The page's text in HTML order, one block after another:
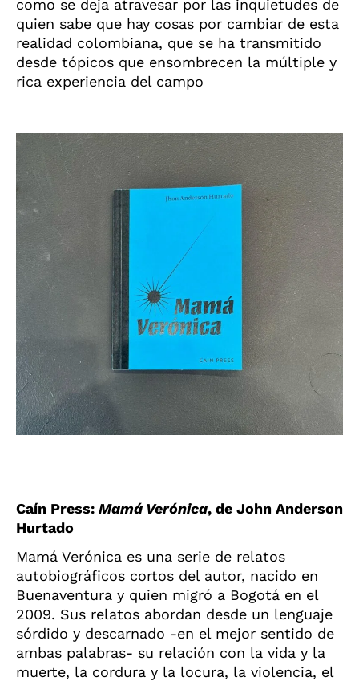
como se deja atravesar por las inquietudes de
quien sabe que hay cosas por cambiar de esta
realidad colombiana, que se ha transmitido
desde tópicos que ensombrecen la múltiple y
rica experiencia del campo
Caín Press: Mamá Verónica, de John Anderson
Hurtado
Mamá Verónica es una serie de relatos
autobiográficos cortos del autor, nacido en
Buenaventura y quien migró a Bogotá en el
2009. Sus relatos abordan desde un lenguaje
sórdido y descarnado -en el mejor sentido de
ambas palabras- su relación con la vida y la
muerte, la cordura y la locura, la violencia, el